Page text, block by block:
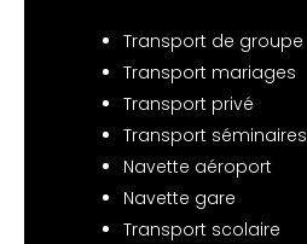
Transport de groupe
Transport mariages
Transport privé
Transport séminaires
Navette aéroport
Navette gare
Transport scolaire